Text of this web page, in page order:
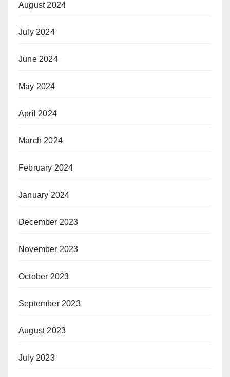
August 2024
July 2024
June 2024
May 2024
April 2024
March 2024
February 2024
January 2024
December 2023
November 2023
October 2023
September 2023
August 2023
July 2023